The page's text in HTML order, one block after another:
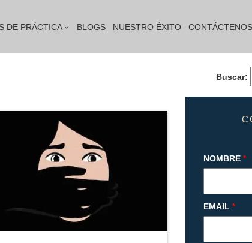
DE PRÁCTICA BLOGS NUESTRO ÉXITO CONTÁCTENOS
Buscar:
NOMBRE *
EMAIL *